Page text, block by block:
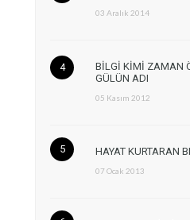
03 Aralık 2014
BİLGİ KİMİ ZAMAN
GÜLÜN ADI
05 Kasım 2012
HAYAT KURTARAN
07 Ocak 2013